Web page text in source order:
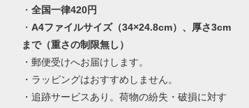
・全国一律420円
・A4ファイルサイズ（34×24.8cm）、厚さ3cm
まで（重さの制限無し）
・郵便受けへお届けします。
・ラッピングはおすすめしません。
・追跡サービスあり。荷物の紛失・破損に対す